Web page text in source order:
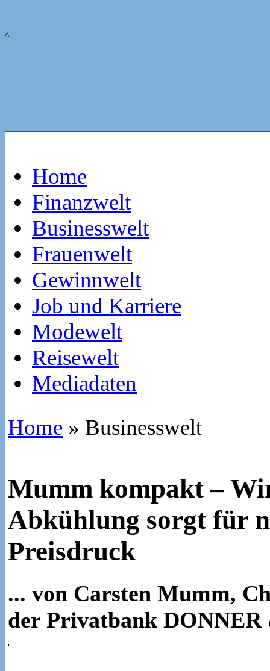
^
Home
Finanzwelt
Businesswelt
Frauenwelt
Gewinnwelt
Job und Karriere
Modewelt
Reisewelt
Mediadaten
Home » Businesswelt
Mumm kompakt –
Abkühlung sorgt für
Preisdruck
... von Carsten Mumm,
der Privatbank